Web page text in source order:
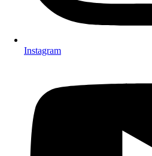
Instagram